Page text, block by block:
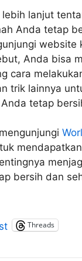
lanjut
Anda tetap
website
Anda bisa
cara
trik lainnya
tetap
bersih dan
Threads